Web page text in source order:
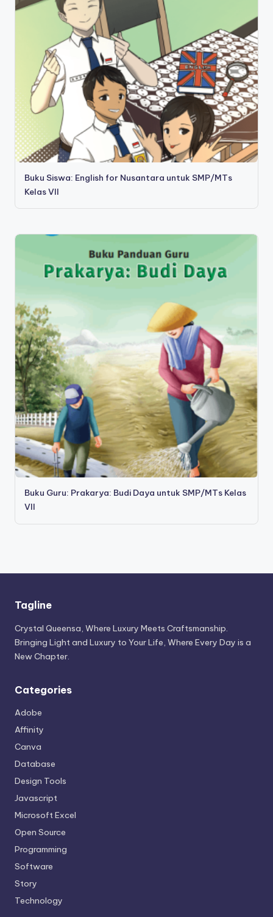
Buku Siswa: English for Nusantara untuk SMP/MTs
Kelas VII
Buku Guru: Prakarya: Budi Daya untuk SMP/MTs Kelas
VII
Tagline
Crystal Queensa, Where Luxury Meets Craftsmanship.
Bringing Light and Luxury to Your Life, Where Every Day is a
New Chapter.
Categories
Adobe
Affinity
Canva
Database
Design Tools
Javascript
Microsoft Excel
Open Source
Programming
Software
Story
Technology